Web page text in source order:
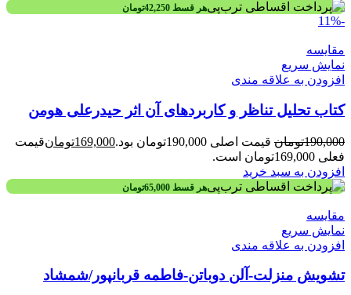
هر قسط 42,250تومان
-11%
مقايسه
نمایش سریع
افزودن به علاقه مندی
کتاب تحلیل تناظر و کاربردهای آن اثر حیدرعلی هومن
190,000تومان قیمت اصلی 190,000تومان بود. 169,000تومانقیمت
فعلی 169,000تومان است.
افزودن به سبد خرید
هر قسط 65,000تومان
مقايسه
نمایش سریع
افزودن به علاقه مندی
تشویش منزلت-آلن دوباتن-فاطمه قربانپور/شمشاد